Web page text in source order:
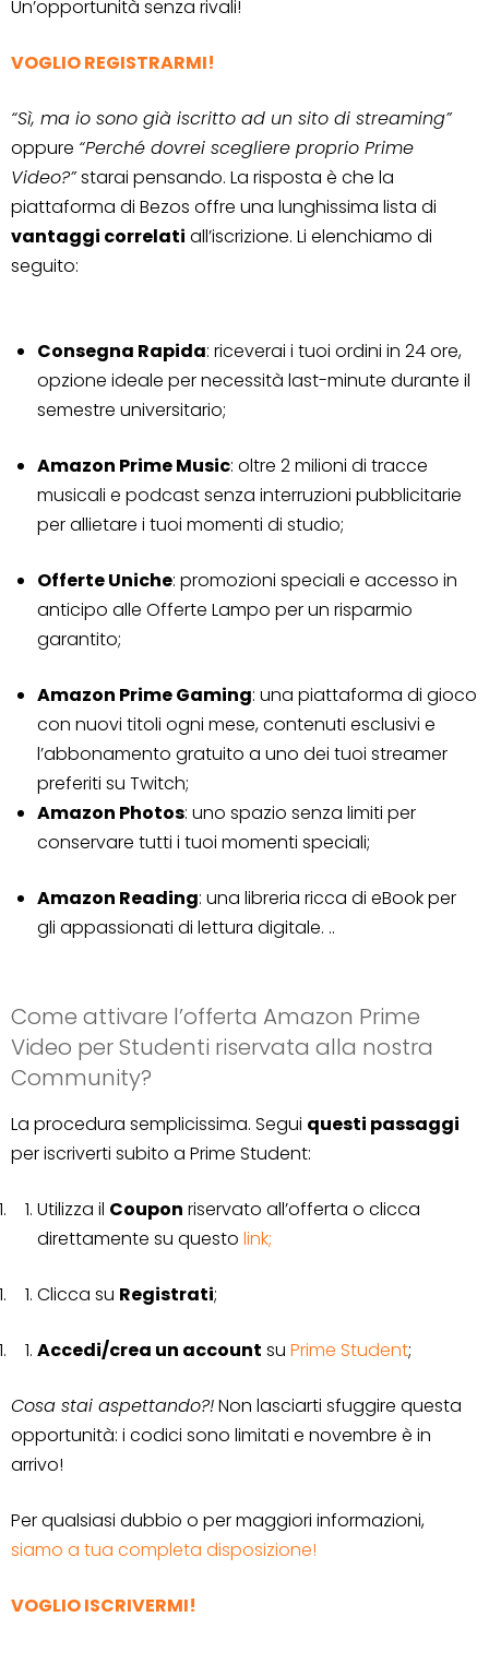
Un’opportunità senza rivali!
VOGLIO REGISTRARMI!
“Sì, ma io sono già iscritto ad un sito di streaming”
oppure “Perché dovrei scegliere proprio Prime
Video?”starai pensando. La risposta è che la
piattaforma di Bezos offre una lunghissima lista di
vantaggi correlati all’iscrizione. Li elenchiamo di
seguito:
Consegna Rapida: riceverai i tuoi ordini in 24 ore,
opzione ideale per necessità last-minute durante il
semestre universitario;
Amazon Prime Music: oltre 2 milioni di tracce
musicali e podcast senza interruzioni pubblicitarie
per allietare i tuoi momenti di studio;
Offerte Uniche: promozioni speciali e accesso in
anticipo alle Offerte Lampo per un risparmio
garantito;
Amazon Prime Gaming: una piattaforma di gioco
con nuovi titoli ogni mese, contenuti esclusivi e
l’abbonamento gratuito a uno dei tuoi streamer
preferiti su Twitch;
Amazon Photos: uno spazio senza limiti per
conservare tutti i tuoi momenti speciali;
Amazon Reading: una libreria ricca di eBook per
gli appassionati di lettura digitale. ..
Come attivare l’offerta Amazon Prime
Video per Studenti riservata alla nostra
Community?
La procedura semplicissima. Segui questi passaggi
per iscriverti subito a Prime Student:
Utilizza il Coupon riservato all’offerta o clicca
direttamente su questo link;
Clicca su Registrati;
Accedi/crea un account su Prime Student;
Cosa stai aspettando?!Non lasciarti sfuggire questa
opportunità: i codici sono limitati e novembre è in
arrivo!
Per qualsiasi dubbio o per maggiori informazioni,
siamo a tua completa disposizione!
VOGLIO ISCRIVERMI!